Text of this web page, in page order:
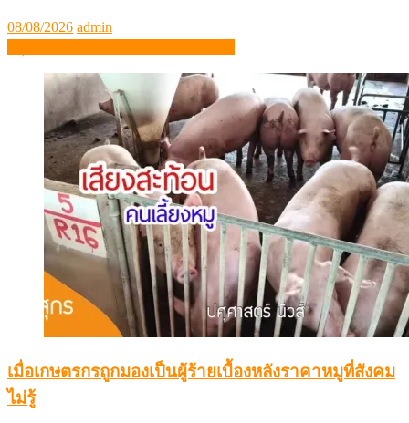
Posted
on
08/08/2026 Author
admin
เมื่อเกษตรกรถูกมองเป็นผู้ร้ายเบื้องหลังราคาหมูที่สังคม
ไม่รู้